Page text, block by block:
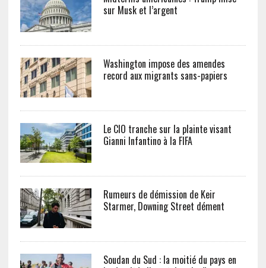
sur Musk et l’argent
Washington impose des amendes
record aux migrants sans-papiers
Le CIO tranche sur la plainte visant
Gianni Infantino à la FIFA
Rumeurs de démission de Keir
Starmer, Downing Street dément
Soudan du Sud : la moitié du pays en